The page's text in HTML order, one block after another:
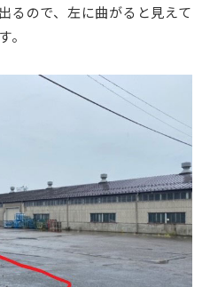
るので、左に曲がると見えて
。